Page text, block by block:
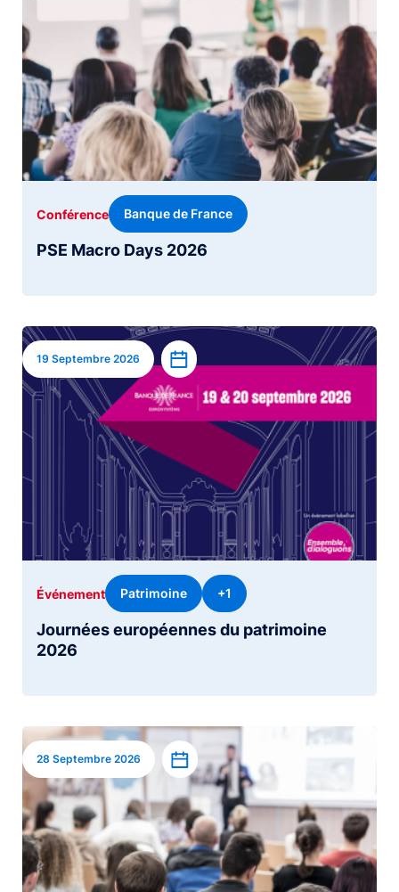
PSE Macro Days 2026
Conférence Banque de France
Image
19 Septembre 2026 Ajouter à l’agenda
Journées européennes du patrimoine
2026
Événement Patrimoine +1
Image
28 Septembre 2026 Ajouter à l’agenda